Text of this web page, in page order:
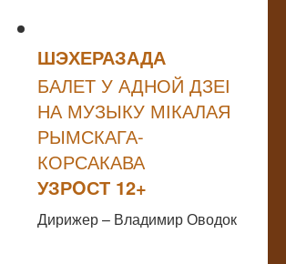
ШЭХЕРАЗАДА
БАЛЕТ У АДНОЙ ДЗЕІ
НА МУЗЫКУ МІКАЛАЯ
РЫМСКАГА-
КОРСАКАВА
УЗРOСТ 12+
Дирижер – Владимир Оводок